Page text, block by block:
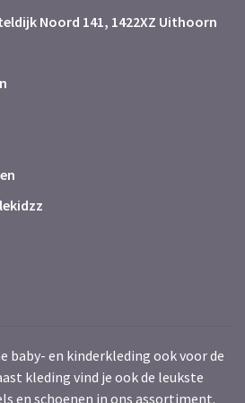
Noord 141, 1422XZ Uithoorn
baby- en kinderkleding ook voor de
kleding vind je ook de leukste
en schoenen in ons assortiment.